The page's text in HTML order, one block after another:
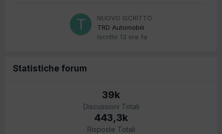
NUOVO ISCRITTO
TRD Automobili
Iscritto 13 ore fa
Statistiche forum
39k
Discussioni Totali
443,3k
Risposte Totali